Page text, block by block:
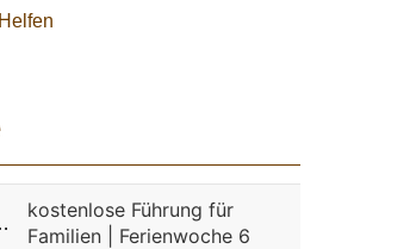
kostenlose Führung für
Familien | Ferienwoche 6